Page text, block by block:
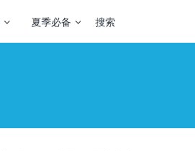
夏季必备 搜索